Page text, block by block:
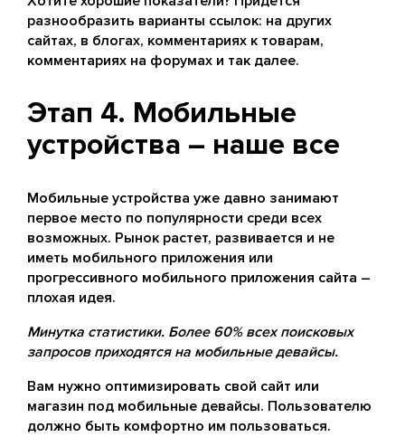
разнообразить варианты ссылок: на других
сайтах, в блогах, комментариях к товарам,
комментариях на форумах и так далее.
Этап 4. Мобильные
устройства – наше все
Мобильные устройства уже давно занимают
первое место по популярности среди всех
возможных. Рынок растет, развивается и не
иметь мобильного приложения или
прогрессивного мобильного приложения сайта –
плохая идея.
Минутка статистики. Более 60% всех поисковых
запросов приходятся на мобильные девайсы.
Вам нужно оптимизировать свой сайт или
магазин под мобильные девайсы. Пользователю
должно быть комфортно им пользоваться.